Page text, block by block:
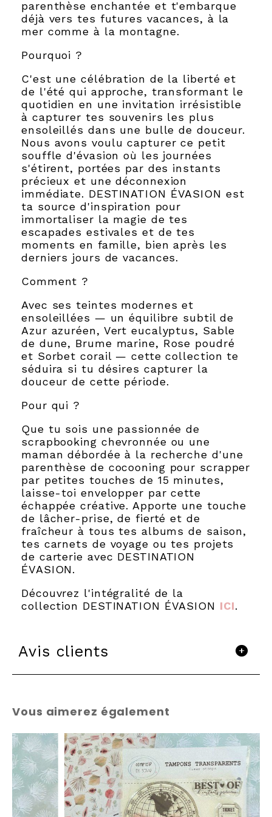
parenthèse enchantée et t'embarque
déjà vers tes futures vacances, à la
mer comme à la montagne.
Pourquoi ?
C'est une célébration de la liberté et
de l'été qui approche, transformant le
quotidien en une invitation irrésistible
à capturer tes souvenirs les plus
ensoleillés dans une bulle de douceur.
Nous avons voulu capturer ce petit
souffle d'évasion où les journées
s'étirent, portées par des instants
précieux et une déconnexion
immédiate. DESTINATION ÉVASION est
ta source d'inspiration pour
immortaliser la magie de tes
escapades estivales et de tes
moments en famille, bien après les
derniers jours de vacances.
Comment ?
Avec ses teintes modernes et
ensoleillées — un équilibre subtil de
Azur azuréen, Vert eucalyptus, Sable
de dune, Brume marine, Rose poudré
et Sorbet corail — cette collection te
séduira si tu désires capturer la
douceur de cette période.
Pour qui ?
Que tu sois une passionnée de
scrapbooking chevronnée ou une
maman débordée à la recherche d'une
parenthèse de cocooning pour scrapper
par petites touches de 15 minutes,
laisse-toi envelopper par cette
échappée créative. Apporte une touche
de lâcher-prise, de fierté et de
fraîcheur à tous tes albums de saison,
tes carnets de voyage ou tes projets
de carterie avec DESTINATION
ÉVASION.
Découvrez l'intégralité de la
collection DESTINATION ÉVASION ICI.
Avis clients
Vous aimerez également